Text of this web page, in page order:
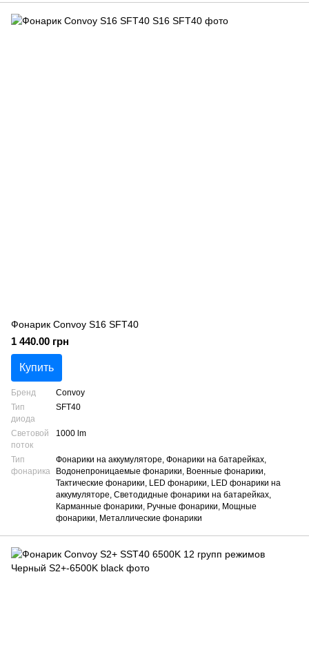
Фонарик Convoy S16 SFT40
1 440.00 грн
Купить
Бренд
Convoy
Тип
диода
SFT40
Световой
поток
1000 lm
Тип
фонарика
Фонарики на аккумуляторе, Фонарики на батарейках,
Водонепроницаемые фонарики, Военные фонарики,
Тактические фонарики, LED фонарики, LED фонарики на
аккумуляторе, Светодидные фонарики на батарейках,
Карманные фонарики, Ручные фонарики, Мощные
фонарики, Металлические фонарики